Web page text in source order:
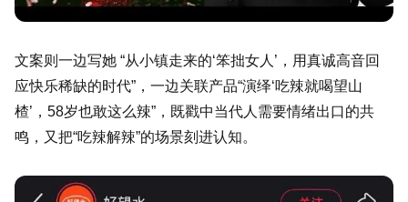
文案则一边写她 “从小镇走来的‘笨拙女人’，用真诚高音回
应快乐稀缺的时代”，一边关联产品“演绎‘吃辣就喝望山
楂’，58岁也敢这么辣”，既戳中当代人需要情绪出口的共
鸣，又把“吃辣解辣”的场景刻进认知。